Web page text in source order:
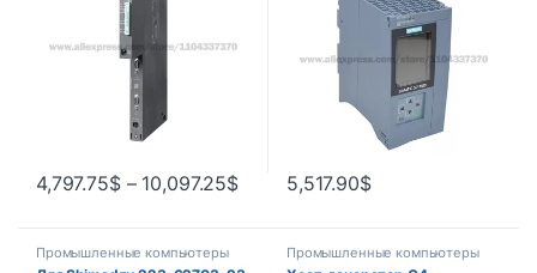
4,797.75$– 10,097.25$ 5,517.90$
Промышленные компьютеры Промышленные компьютеры